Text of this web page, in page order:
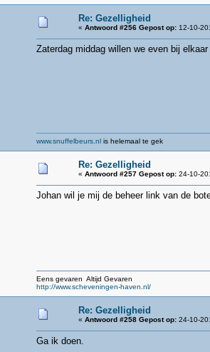
Re: Gezelligheid
« Antwoord #256 Gepost op: 12-10-
Zaterdag middag willen we even bij
www.snuffelbeurs.nl is helemaal te gek
Re: Gezelligheid
« Antwoord #257 Gepost op: 24-10-
Johan wil je mij de beheer link van de
Eens gevaren Altijd Gevaren
http://www.scheveningen-haven.nl/
Re: Gezelligheid
« Antwoord #258 Gepost op: 24-10-
Ga ik doen.